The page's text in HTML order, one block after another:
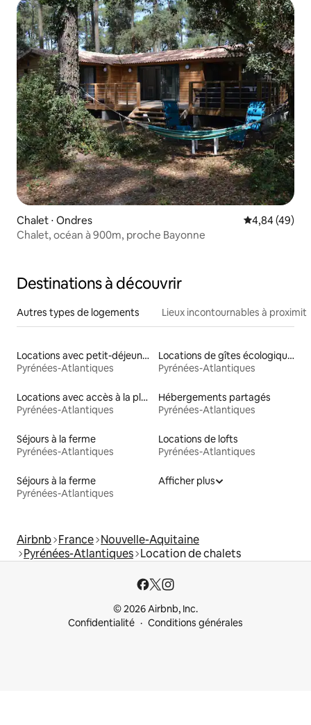
Chalet ⋅ Ondres Évaluation
4,84 (49)
Chalet, océan à 900m, proche Bayonne
Destinations à découvrir
Autres types de logements Lieux incontournables à
Locations avec petit-déjeuner
Pyrénées-Atlantiques
Locations de gîtes écologiques
Pyrénées-Atlantiques
Locations avec accès à la plage
Pyrénées-Atlantiques
Hébergements partagés
Pyrénées-Atlantiques
Séjours à la ferme
Pyrénées-Atlantiques
Locations de lofts
Pyrénées-Atlantiques
Séjours à la ferme
Pyrénées-Atlantiques
Afficher plus
Airbnb France Nouvelle-Aquitaine
Pyrénées-Atlantiques Location de chalets
© 2026 Airbnb, Inc.
Confidentialité
Conditions générales